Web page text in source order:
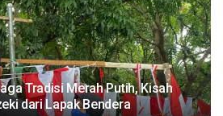
Tradisi Merah Putih, Kisah
dari Lapak Bendera